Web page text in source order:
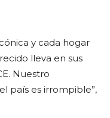
y cada hogar
lleva en sus
Nuestro
país es irrompible”,